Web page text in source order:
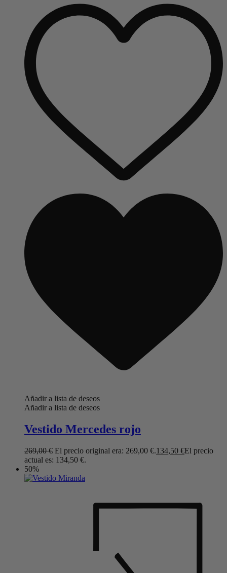
Añadir a lista de deseos
Añadir a lista de deseos
Vestido Mercedes rojo
269,00€ El precio original era: 269,00 €.134,50 €El precio
actual es: 134,50 €.
50%